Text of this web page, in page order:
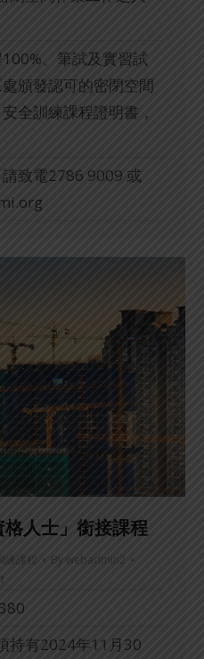
、筆試及實習試
頒發認可的密閉空間
全訓練課程證明書，
致電2786 9009 或
人士」銜接課程
練課程 By webadmin2
持有2024年11月30